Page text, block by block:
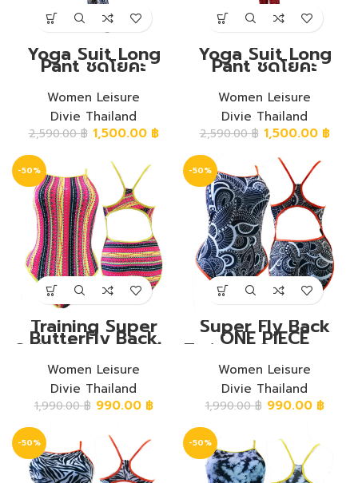
Yoga Suit Long
Pant ชุดโยคะ
กางเกงขายาว ลาย
สก๊อต
Women Leisure
Divie Thailand
2,590.00฿ 1,500.00 ฿
Yoga Suit Long
Pant ชุดโยคะ
กางเกงขายาว ลาย
สี่เหลี่ยมหลากสี
Women Leisure
Divie Thailand
2,590.00฿ 1,500.00 ฿
-50%
Training Super
ButterFly Back
Swim Suit ชุดวันพีช
ขาเว้าหลังซุปเปอร์
ฟลาย
Women Leisure
Divie Thailand
1,990.00฿ 990.00 ฿
-50%
Super Fly Back
ONE PIECE
Training Swimwear
ชุดวันพีชขาเว้าหลัง
ซุปเปอร์ฟลาย ลาย
ใบไม้เทา-ดำ
Women Leisure
Divie Thailand
1,990.00฿ 990.00 ฿
-50% -50%